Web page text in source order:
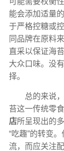
能会添加适量
于严格控糖或
同品牌在原料
直采以保证海
大众口味。没
择。
总的来说
苔这一传统零
店所呈现出的多
“吃趣”的转变
流，而应关注